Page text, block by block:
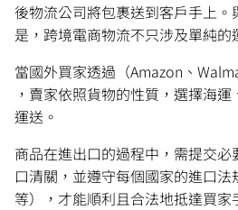
後物流公司將包裹送到客戶手上
是，跨境電商物流不只涉及單純的
當國外買家透過（Amazon、
，賣家依照貨物的性質，選擇海
運送。
商品在進出口的過程中，需提交
口清關，並遵守每個國家的進口
等），才能順利且合法地抵達買家